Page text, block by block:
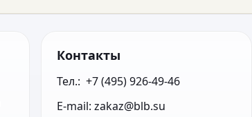
Контакты
Тел.:  +7 (495) 926-49-46
E-mail: zakaz@blb.su